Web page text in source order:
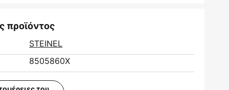
προϊόντος
STEINEL
8505860X